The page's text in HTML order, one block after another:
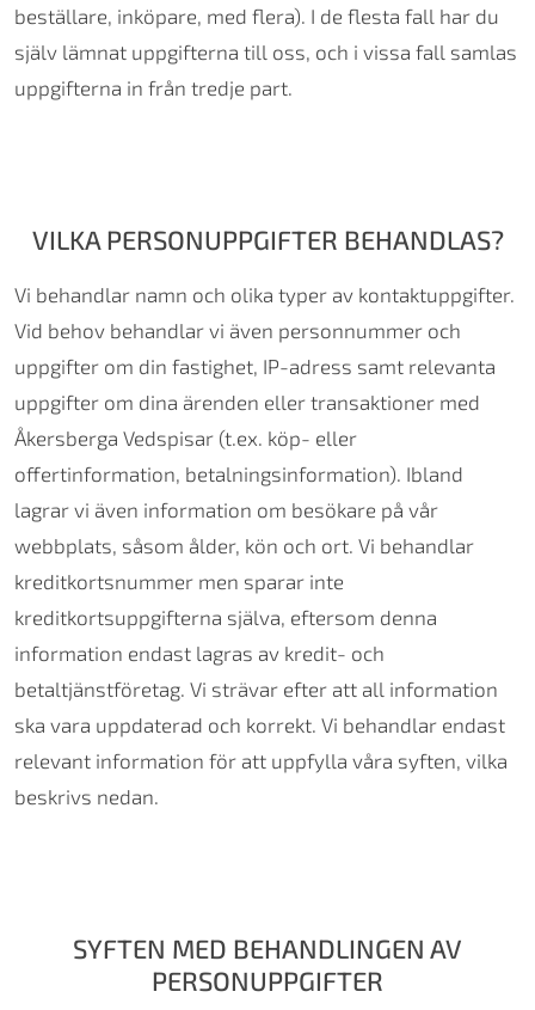
beställare, inköpare, med flera). I de flesta fall har du
själv lämnat uppgifterna till oss, och i vissa fall samlas
uppgifterna in från tredje part.
VILKA PERSONUPPGIFTER BEHANDLAS?
Vi behandlar namn och olika typer av kontaktuppgifter.
Vid behov behandlar vi även personnummer och
uppgifter om din fastighet, IP-adress samt relevanta
uppgifter om dina ärenden eller transaktioner med
Åkersberga Vedspisar (t.ex. köp- eller
offertinformation, betalningsinformation). Ibland
lagrar vi även information om besökare på vår
webbplats, såsom ålder, kön och ort. Vi behandlar
kreditkortsnummer men sparar inte
kreditkortsuppgifterna själva, eftersom denna
information endast lagras av kredit- och
betaltjänstföretag. Vi strävar efter att all information
ska vara uppdaterad och korrekt. Vi behandlar endast
relevant information för att uppfylla våra syften, vilka
beskrivs nedan.
SYFTEN MED BEHANDLINGEN AV
PERSONUPPGIFTER